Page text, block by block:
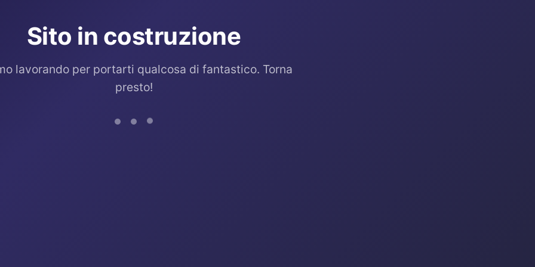
Sito in costruzione
lavorando per portarti qualcosa di fantastico. Torna
presto!